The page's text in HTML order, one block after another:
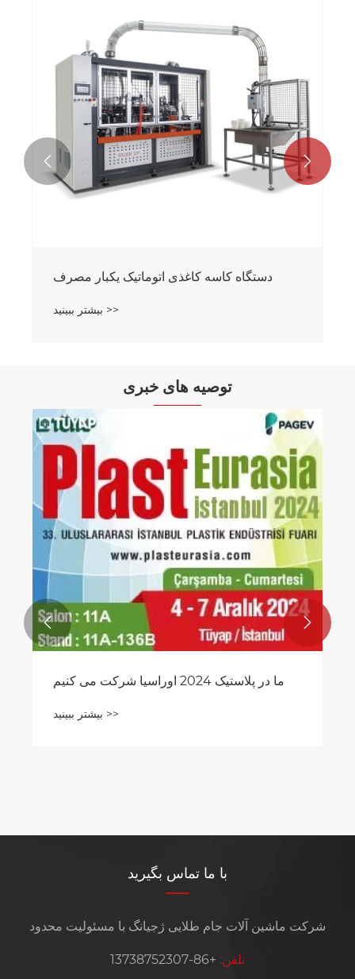
دستگاه کاسه کاغذی اتوماتیک یکبار مصرف
بیشتر ببینید >>
 
توصیه های خبری
ما در پلاستیک 2024 اوراسیا شرکت می کنیم
بیشتر ببینید >>
 
با ما تماس بگیرید
شرکت ماشین آلات جام طلایی ژجیانگ با مسئولیت محدود
تلفن: +86-13738752307